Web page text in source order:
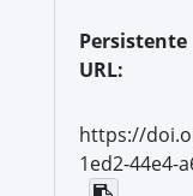
Persistente
URL:
https://
1ed2-44e4-